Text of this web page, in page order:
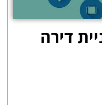
דירה